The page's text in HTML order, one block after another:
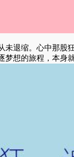
未退缩。心中那股
想的旅程，本身